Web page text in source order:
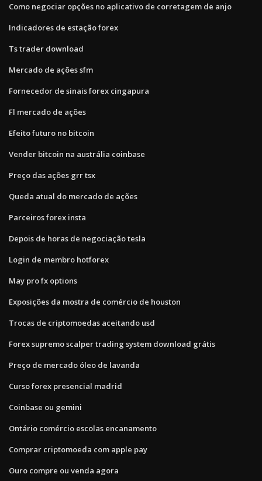
Como negociar opções no aplicativo de corretagem de anjo
Indicadores de estação forex
Ts trader download
Mercado de ações sfm
Fornecedor de sinais forex cingapura
Fl mercado de ações
Efeito futuro no bitcoin
Vender bitcoin na austrália coinbase
Preço das ações grr tsx
Queda atual do mercado de ações
Parceiros forex insta
Depois de horas de negociação tesla
Login de membro hotforex
May pro fx options
Exposições da mostra de comércio de houston
Trocas de criptomoedas aceitando usd
Forex supremo scalper trading system download grátis
Preço de mercado óleo de lavanda
Curso forex presencial madrid
Coinbase ou gemini
Ontário comércio escolas encanamento
Comprar criptomoeda com apple pay
Ouro compre ou venda agora